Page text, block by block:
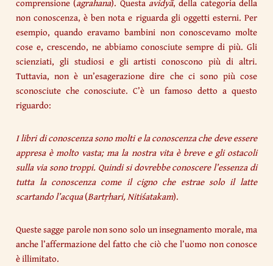
comprensione (agrahana). Questa avidyā, della categoria della
non conoscenza, è ben nota e riguarda gli oggetti esterni. Per
esempio, quando eravamo bambini non conoscevamo molte
cose e, crescendo, ne abbiamo conosciute sempre di più. Gli
scienziati, gli studiosi e gli artisti conoscono più di altri.
Tuttavia, non è un’esagerazione dire che ci sono più cose
sconosciute che conosciute. C’è un famoso detto a questo
riguardo:
I libri di conoscenza sono molti e la conoscenza che deve essere
appresa è molto vasta; ma la nostra vita è breve e gli ostacoli
sulla via sono troppi. Quindi si dovrebbe conoscere l’essenza di
tutta la conoscenza come il cigno che estrae solo il latte
scartando l’acqua(Bartṛhari, Nitiśatakam).
Queste sagge parole non sono solo un insegnamento morale, ma
anche l’affermazione del fatto che ciò che l’uomo non conosce
è illimitato.